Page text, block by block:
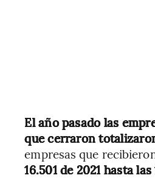
El año pasado las
que cerraron
empresas que
16.501 de 2021 hasta